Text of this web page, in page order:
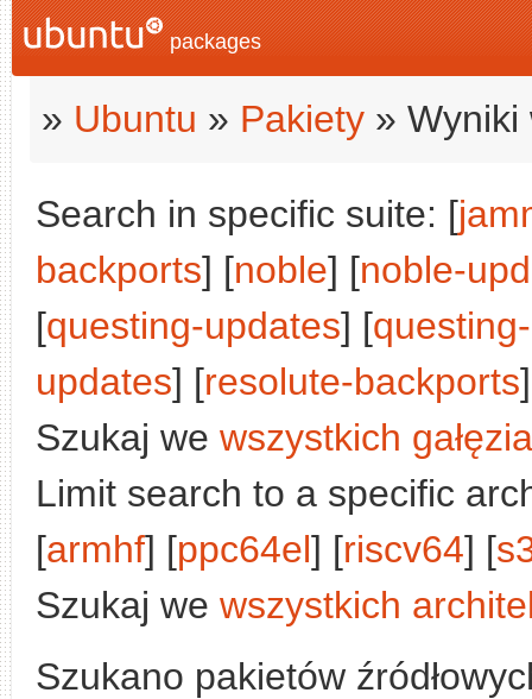
packages
» Ubuntu » Pakiety » Wyniki
Search in specific suite: [
backports] [noble] [noble-
[questing-updates] [
updates] [resolute-backports
Szukaj we wszystkich
Limit search to a specific
[armhf] [ppc64el] [riscv64] [
Szukaj we wszystkich
Szukano pakietów